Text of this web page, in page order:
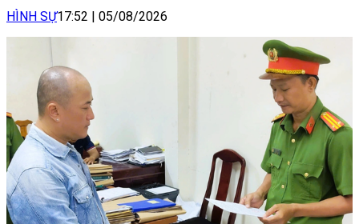
HÌNH SỰ17:52 05/08/2026